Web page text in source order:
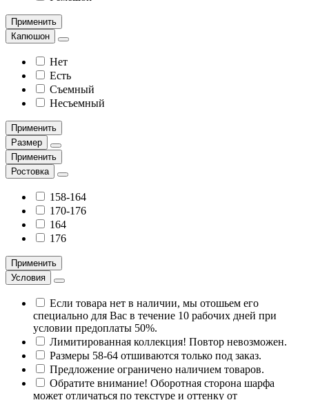
Применить
Капюшон
Нет
Есть
Съемный
Несъемный
Применить
Размер
Применить
Ростовка
158-164
170-176
164
176
Применить
Условия
Если товара нет в наличии, мы отошьем его
специально для Вас в течение 10 рабочих дней при
условии предоплаты 50%.
Лимитированная коллекция! Повтор невозможен.
Размеры 58-64 отшиваются только под заказ.
Предложение ограничено наличием товаров.
Обратите внимание! Оборотная сторона шарфа
может отличаться по текстуре и оттенку от